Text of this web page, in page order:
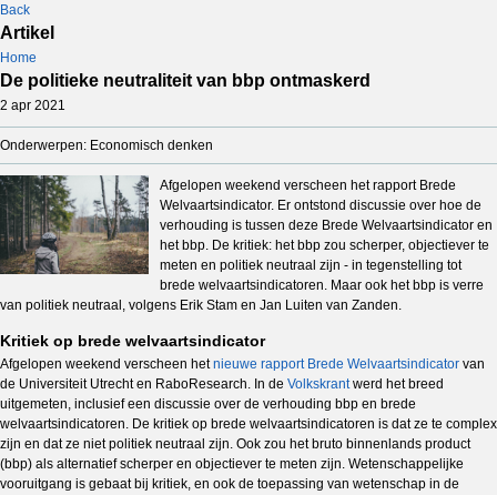
Back
Artikel
Home
De politieke neutraliteit van bbp ontmaskerd
2 apr 2021
Onderwerpen: Economisch denken
Afgelopen weekend verscheen het rapport Brede
Welvaartsindicator. Er ontstond discussie over hoe de
verhouding is tussen deze Brede Welvaartsindicator en
het bbp. De kritiek: het bbp zou scherper, objectiever te
meten en politiek neutraal zijn - in tegenstelling tot
brede welvaartsindicatoren. Maar ook het bbp is verre
van politiek neutraal, volgens Erik Stam en Jan Luiten van Zanden.
Kritiek op brede welvaartsindicator
Afgelopen weekend verscheen hetnieuwe rapport Brede Welvaartsindicator van
de Universiteit Utrecht en RaboResearch. In de Volkskrantwerd het breed
uitgemeten, inclusief een discussie over de verhouding bbp en brede
welvaartsindicatoren. De kritiek op brede welvaartsindicatoren is dat ze te complex
zijn en dat ze niet politiek neutraal zijn. Ook zou het bruto binnenlands product
(bbp) als alternatief scherper en objectiever te meten zijn. Wetenschappelijke
vooruitgang is gebaat bij kritiek, en ook de toepassing van wetenschap in de